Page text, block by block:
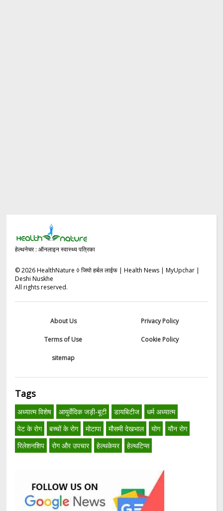
हेल्थनेचर : ऑनलाइन स्वास्थ्य पत्रिका
©2026HealthNature ◊ जियो हर्बल लाईफ | Health News | MyUpchar |
Deshi Nuskhe
All rights reserved.
About Us Privacy Policy
Terms of Use Cookie Policy
sitemap
Tags
अध्यात्म विशेष आयुर्वेदिक जड़ी-बूटी डायबिटीज
धर्म अध्यात्म
पेट के रोग
बच्चों के रोग मोटापा मौसमी देखभाल योग
यौन रोग
रिलेशनशिप
रोग और उपचार हेल्थकेयर हेल्थटिप्स